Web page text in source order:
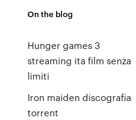
On the blog
Hunger games 3
streaming ita film senza
limiti
Iron maiden discografia
torrent